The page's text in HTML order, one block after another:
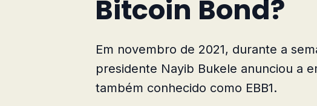
Bitcoin Bond?
Em novembro de 2021, durante a
presidente Nayib Bukele anunciou a
também conhecido como EBB1.